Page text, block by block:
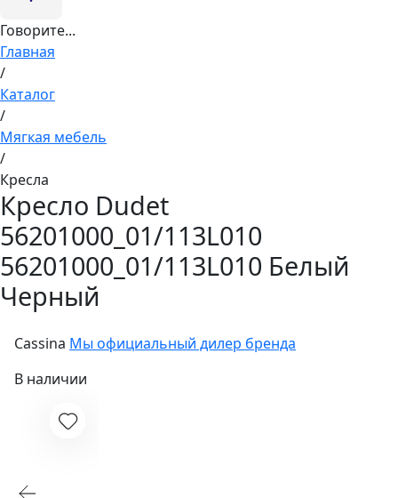
Говорите...
Главная
/
Каталог
/
Мягкая мебель
/
Кресла
Кресло Dudet
56201000_01/113L010
56201000_01/113L010 Белый
Черный
Cassina Мы официальный дилер бренда
В наличии